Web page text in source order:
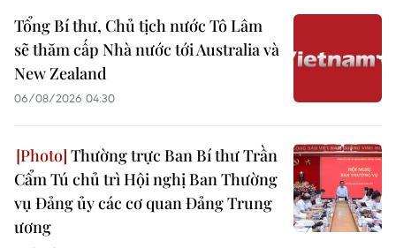
Tổng Bí thư, Chủ tịch nước Tô Lâm
sẽ thăm cấp Nhà nước tới Australia và
New Zealand
06/08/2026 04:30
Thường trực Ban Bí thư Trần
Cẩm Tú chủ trì Hội nghị Ban Thường
vụ Đảng ủy các cơ quan Đảng Trung
ương